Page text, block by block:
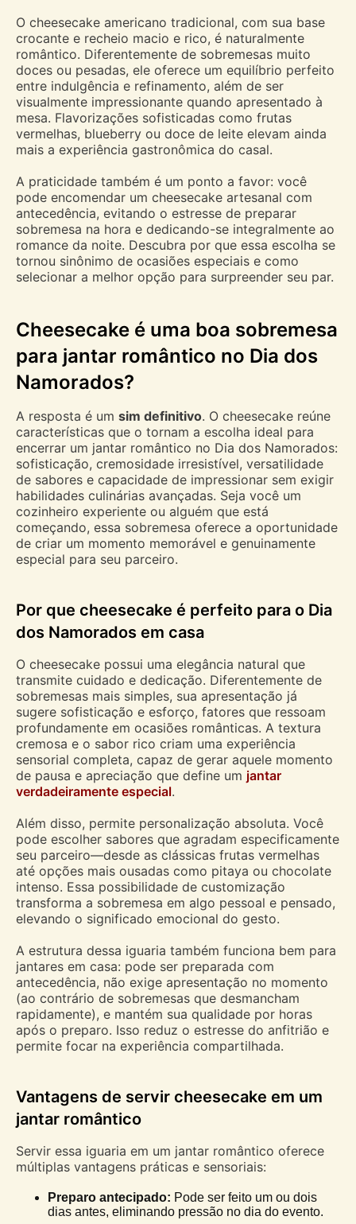
O cheesecake americano tradicional, com sua base
crocante e recheio macio e rico, é naturalmente
romântico. Diferentemente de sobremesas muito
doces ou pesadas, ele oferece um equilíbrio perfeito
entre indulgência e refinamento, além de ser
visualmente impressionante quando apresentado à
mesa. Flavorizações sofisticadas como frutas
vermelhas, blueberry ou doce de leite elevam ainda
mais a experiência gastronômica do casal.
A praticidade também é um ponto a favor: você
pode encomendar um cheesecake artesanal com
antecedência, evitando o estresse de preparar
sobremesa na hora e dedicando-se integralmente ao
romance da noite. Descubra por que essa escolha se
tornou sinônimo de ocasiões especiais e como
selecionar a melhor opção para surpreender seu par.
Cheesecake é uma boa sobremesa
para jantar romântico no Dia dos
Namorados?
A resposta é um sim definitivo. O cheesecake reúne
características que o tornam a escolha ideal para
encerrar um jantar romântico no Dia dos Namorados:
sofisticação, cremosidade irresistível, versatilidade
de sabores e capacidade de impressionar sem exigir
habilidades culinárias avançadas. Seja você um
cozinheiro experiente ou alguém que está
começando, essa sobremesa oferece a oportunidade
de criar um momento memorável e genuinamente
especial para seu parceiro.
Por que cheesecake é perfeito para o Dia
dos Namorados em casa
O cheesecake possui uma elegância natural que
transmite cuidado e dedicação. Diferentemente de
sobremesas mais simples, sua apresentação já
sugere sofisticação e esforço, fatores que ressoam
profundamente em ocasiões românticas. A textura
cremosa e o sabor rico criam uma experiência
sensorial completa, capaz de gerar aquele momento
de pausa e apreciação que define um jantar
verdadeiramente especial.
Além disso, permite personalização absoluta. Você
pode escolher sabores que agradam especificamente
seu parceiro—desde as clássicas frutas vermelhas
até opções mais ousadas como pitaya ou chocolate
intenso. Essa possibilidade de customização
transforma a sobremesa em algo pessoal e pensado,
elevando o significado emocional do gesto.
A estrutura dessa iguaria também funciona bem para
jantares em casa: pode ser preparada com
antecedência, não exige apresentação no momento
(ao contrário de sobremesas que desmancham
rapidamente), e mantém sua qualidade por horas
após o preparo. Isso reduz o estresse do anfitrião e
permite focar na experiência compartilhada.
Vantagens de servir cheesecake em um
jantar romântico
Servir essa iguaria em um jantar romântico oferece
múltiplas vantagens práticas e sensoriais:
Preparo antecipado: Pode ser feito um ou dois
dias antes, eliminando pressão no dia do evento.